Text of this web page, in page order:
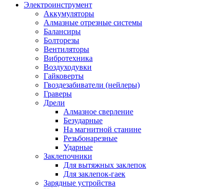
Электроинструмент
Аккумуляторы
Алмазные отрезные системы
Балансиры
Болторезы
Вентиляторы
Вибротехника
Воздуходувки
Гайковерты
Гвоздезабиватели (нейлеры)
Граверы
Дрели
Алмазное сверление
Безударные
На магнитной станине
Резьбонарезные
Ударные
Заклепочники
Для вытяжных заклепок
Для заклепок-гаек
Зарядные устройства